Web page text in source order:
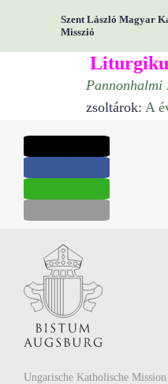
springen
Szent László Magyar
Misszió
Pannonhalmi
zsoltárok: A
Ungarische Katholische